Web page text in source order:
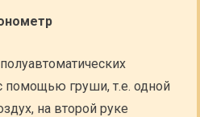
помощью груши, т.е. одной
на второй руке